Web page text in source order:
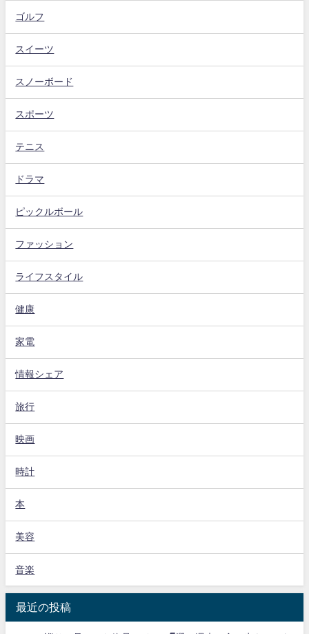
ゴルフ
スイーツ
スノーボード
スポーツ
テニス
ドラマ
ピックルボール
ファッション
ライフスタイル
健康
家電
情報シェア
旅行
映画
時計
本
美容
音楽
最近の投稿